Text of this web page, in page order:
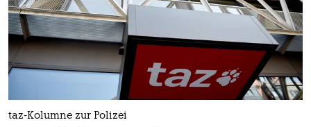
taz-Kolumne zur Polizei